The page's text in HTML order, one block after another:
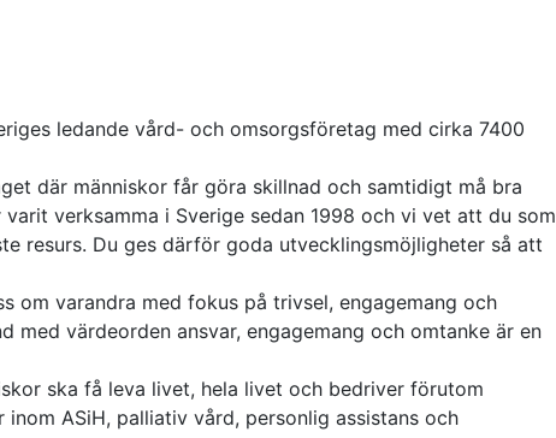
ledande vård- och omsorgsföretag med cirka 7400
där människor får göra skillnad och samtidigt må bra
verksamma i Sverige sedan 1998 och vi vet att du som
resurs. Du ges därför goda utvecklingsmöjligheter så att
om varandra med fokus på trivsel, engagemang och
med värdeorden ansvar, engagemang och omtanke är en
ska få leva livet, hela livet och bedriver förutom
inom ASiH, palliativ vård, personlig assistans och